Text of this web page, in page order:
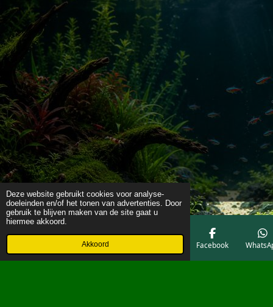
Deze website gebruikt cookies voor analyse-
doeleinden en/of het tonen van advertenties. Door
gebruik te blijven maken van de site gaat u
hiermee akkoord.
Akkoord
Telefoonnummer Facebook